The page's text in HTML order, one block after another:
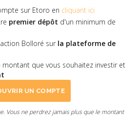
sur Etoro en cliquant ici
premier dépôt d'un minimum de
Bolloré sur la plateforme de
montant que vous souhaitez investir et
UN COMPTE
Vous ne perdrez jamais plus que le montant